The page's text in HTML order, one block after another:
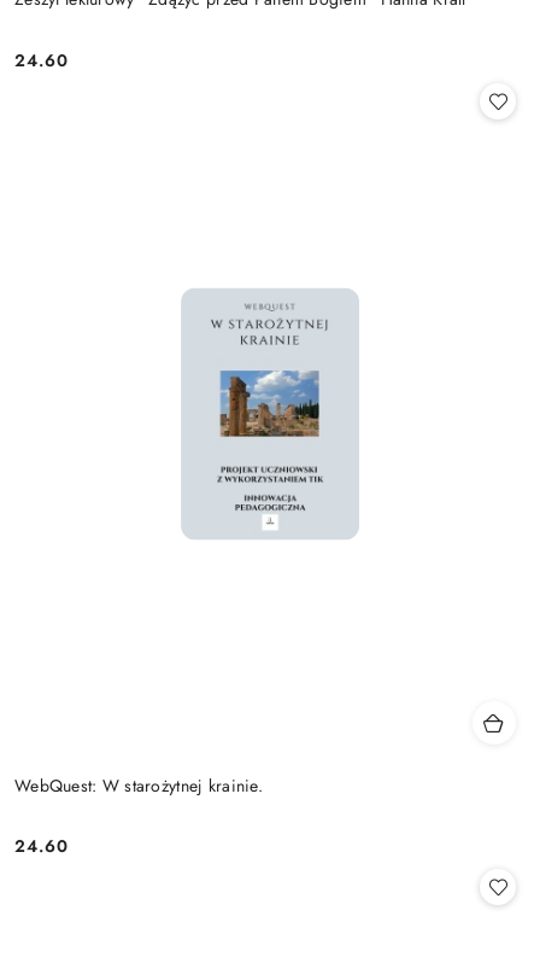
Cena:
24.60
WebQuest: W starożytnej krainie.
Cena:
24.60